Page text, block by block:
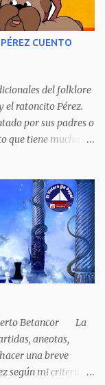
en libertad, pese a
culpabilidad. La
la sociedad
CUENTO
del folklore
el ratoncito Pérez.
por sus padres o
que tiene muchas
llamada
de su casa,
emocionó al ver lo
cinco céntimos).
ver que no era de
y pensando que
desecho la idea
pero desecho
final se le ocurrió
La
aneotas,
una breve
según mi criterio